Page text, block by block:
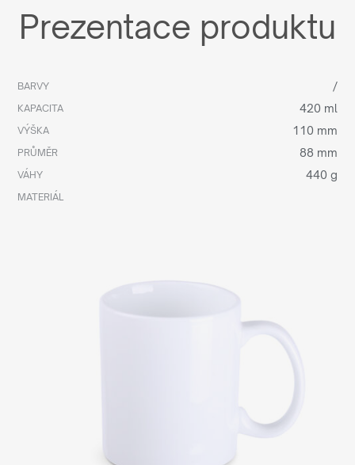
Prezentace produktu
BARVY /
KAPACITA 420 ml
VÝŠKA 110 mm
PRŮMĚR 88 mm
VÁHY 440 g
MATERIÁL